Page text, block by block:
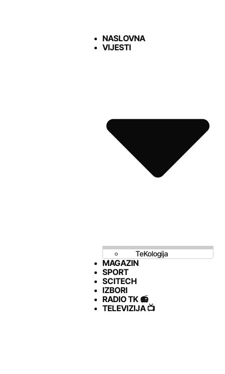
NASLOVNA
VIJESTI
TeKologija
MAGAZIN
SPORT
SCITECH
IZBORI
RADIO TK 📻
TELEVIZIJA 📺